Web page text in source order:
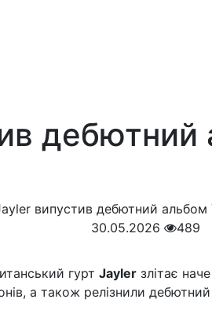
30.05.2026
489
гурт Jayler злітає
а також релізнили